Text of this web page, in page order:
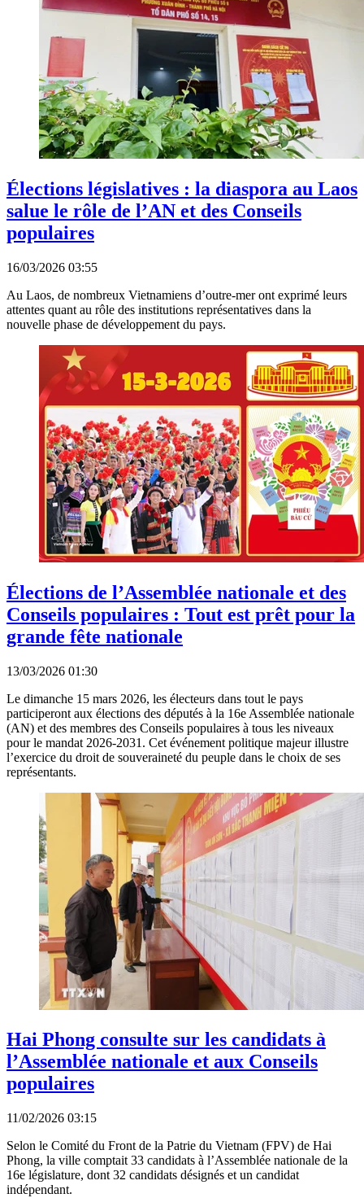
Élections législatives : la diaspora au Laos
salue le rôle de l’AN et des Conseils
populaires
16/03/2026 03:55
Au Laos, de nombreux Vietnamiens d’outre-mer ont exprimé leurs
attentes quant au rôle des institutions représentatives dans la
nouvelle phase de développement du pays.
Élections de l’Assemblée nationale et des
Conseils populaires : Tout est prêt pour la
grande fête nationale
13/03/2026 01:30
Le dimanche 15 mars 2026, les électeurs dans tout le pays
participeront aux élections des députés à la 16e Assemblée nationale
(AN) et des membres des Conseils populaires à tous les niveaux
pour le mandat 2026-2031. Cet événement politique majeur illustre
l’exercice du droit de souveraineté du peuple dans le choix de ses
représentants.
Hai Phong consulte sur les candidats à
l’Assemblée nationale et aux Conseils
populaires
11/02/2026 03:15
Selon le Comité du Front de la Patrie du Vietnam (FPV) de Hai
Phong, la ville comptait 33 candidats à l’Assemblée nationale de la
16e législature, dont 32 candidats désignés et un candidat
indépendant.